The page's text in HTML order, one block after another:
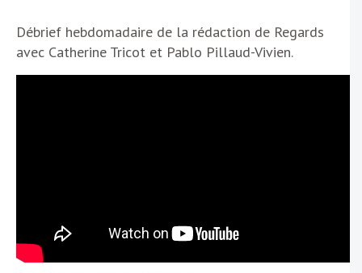
Débrief hebdomadaire de la rédaction de Regards
avec Catherine Tricot et Pablo Pillaud-Vivien.